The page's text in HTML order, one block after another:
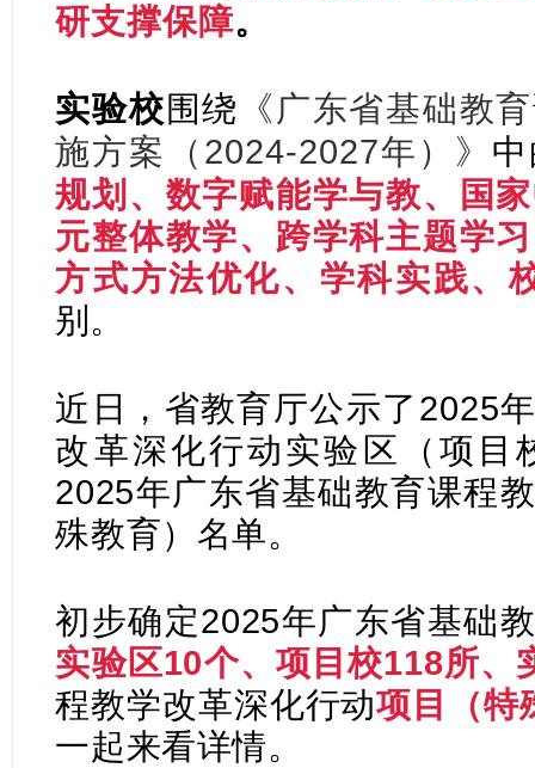
研支撑保障。
实验校围绕 《广东省基础教
施方案（2024-2027年）》
规划、数字赋能学与教、国
元整体教学、跨学科主题学
方式方法优化、学科实践、
别。
近日，省教育厅公示了2025
改革深化行动实验区（项目
2025年广东省基础教育课程
殊教育）名单。
初步确定2025年广东省基础
实验区10个、项目校118所、
程教学改革深化行动项目（特
一起来看详情。